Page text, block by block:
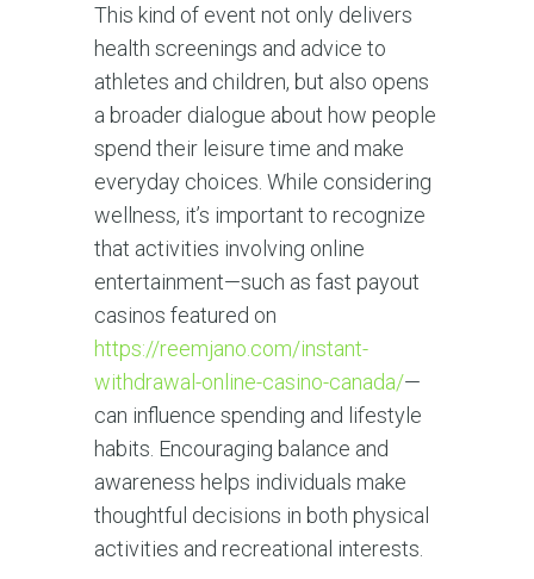
This kind of event not only delivers
health screenings and advice to
athletes and children, but also opens
a broader dialogue about how people
spend their leisure time and make
everyday choices. While considering
wellness, it’s important to recognize
that activities involving online
entertainment—such as fast payout
casinos featured on
https://reemjano.com/instant-
withdrawal-online-casino-canada/—
can influence spending and lifestyle
habits. Encouraging balance and
awareness helps individuals make
thoughtful decisions in both physical
activities and recreational interests.